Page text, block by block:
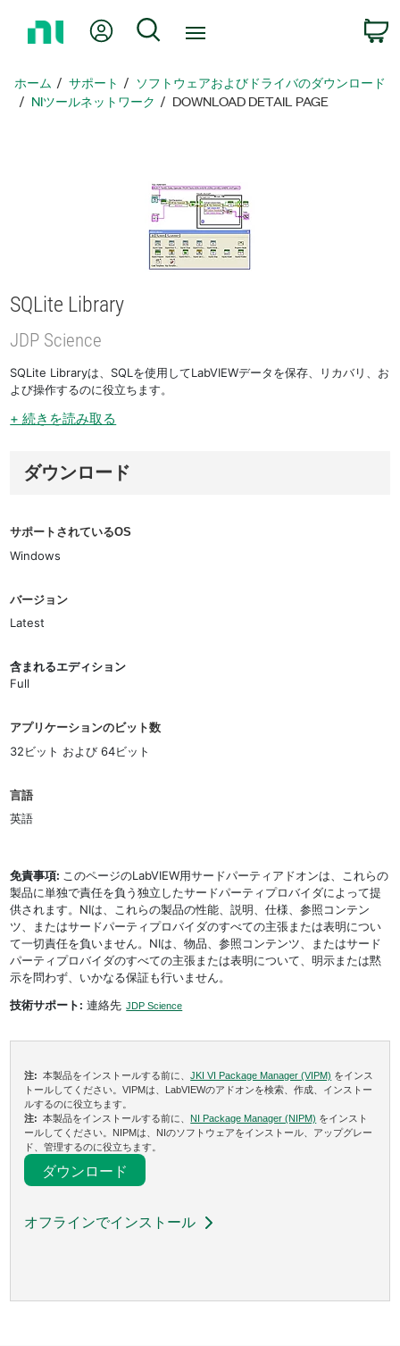
ペ
ー
Myアカウント
検索
ホーム サポート
ソフトウェアおよびドライバのダウンロード
NIツールネットワーク
DOWNLOAD DETAIL PAGE
SQLite Library
JDP Science
SQLite Libraryは、SQLを使用してLabVIEWデータを保存、リカバリ、お
よび操作するのに役立ちます。
+ 続きを読み取る
ダウンロード
サポートされているOS
Windows
バージョン
Latest
含まれるエディション
Full
アプリケーションのビット数
32ビット および 64ビット
言語
英語
免責事項: このページのLabVIEW用サードパーティアドオンは、これらの
製品に単独で責任を負う独立したサードパーティプロバイダによって提
供されます。NIは、これらの製品の性能、説明、仕様、参照コンテン
ツ、またはサードパーティプロバイダのすべての主張または表明につい
て一切責任を負いません。NIは、物品、参照コンテンツ、またはサード
パーティプロバイダのすべての主張または表明について、明示または黙
示を問わず、いかなる保証も行いません。
技術サポート: 連絡先 JDP Science
注:本製品をインストールする前に、JKI VI Package Manager (VIPM) をインス
トールしてください。VIPMは、LabVIEWのアドオンを検索、作成、インストー
ルするのに役立ちます。
注:本製品をインストールする前に、 NI Package Manager (NIPM) をインスト
ールしてください。NIPMは、NIのソフトウェアをインストール、アップグレー
ド、管理するのに役立ちます。
ダウンロード
オフラインでインストール